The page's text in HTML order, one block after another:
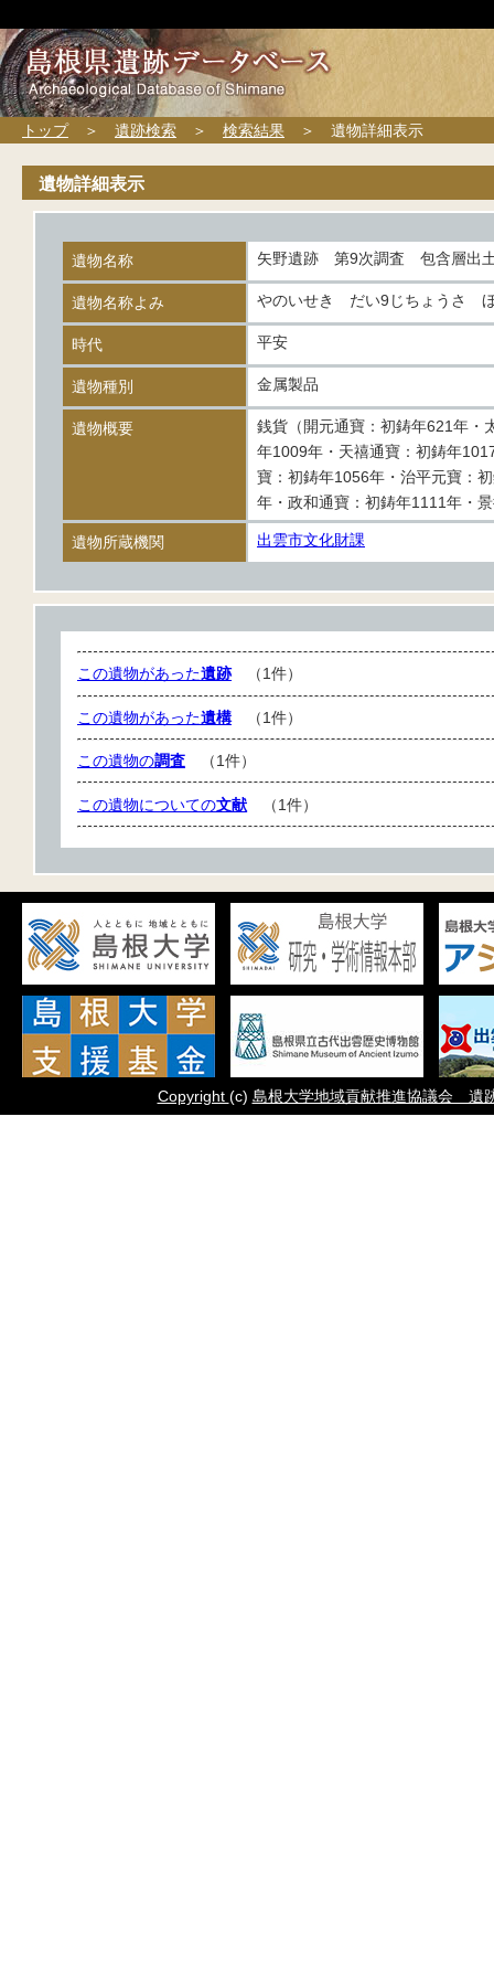
トップ＞ 遺跡検索 ＞ 検索結果 ＞ 遺物詳細表示
遺物詳細表示
遺物名称 矢野遺跡 第9次調査 包含層出
遺物名称よみ やのいせき だい9じちょうさ
時代 平安
遺物種別 金属製品
遺物概要
銭貨（開元通寶：初鋳年621年・
年1009年・天禧通寶：初鋳年
寶：初鋳年1056年・治平元寶：
年・政和通寶：初鋳年1111年・
遺物所蔵機関 出雲市文化財課
この遺物があった遺跡（1件）
この遺物があった遺構（1件）
この遺物の調査 （1件）
この遺物についての文献 （1件）
Copyright (c) 島根大学地域貢献推進協議会 遺